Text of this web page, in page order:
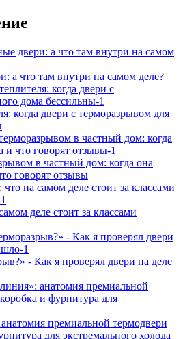
а что там внутри на самом деле?
когда двери с терморазрывом для
в частный дом: когда она
говорят отзывы
деле стоит за классами
- Как я проверял двери на деле
премиальной термодвери
для экстремального холода